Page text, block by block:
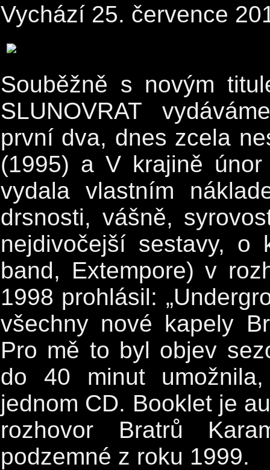
Vychází 25. července
Souběžně s novým
SLUNOVRAT
první dva, dnes zcela
(1995) a V krajině
vydala vlastním
drsnosti, vášně,
nejdivočejší sestavy, o
band, Extempore) v
1998 prohlásil:
všechny nové kapely
Pro mě to byl objev
do 40 minut
jednom CD. Booklet je
rozhovor Bratrů
podzemné z roku 1999.